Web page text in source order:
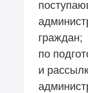
граждан;
по
и